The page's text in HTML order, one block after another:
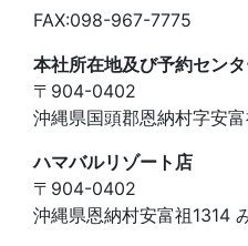
FAX:098-967-7775
本社所在地及び予約セン
〒904-0402
沖縄県国頭郡恩納村字安
ハマバルリゾート店
〒904-0402
沖縄県恩納村安富祖1314